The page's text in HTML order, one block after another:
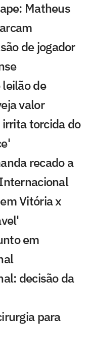
Matheus
de jogador
de
valor
torcida do
recado a
Vitória x
em
decisão da
para